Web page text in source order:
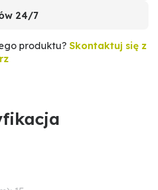
24/7
produktu? Skontaktuj się z